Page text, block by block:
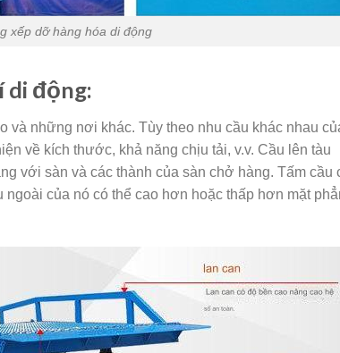
xếp dỡ hàng hóa di động
động:
và những nơi khác. Tùy theo nhu cầu khác nhau
về kích thước, khả năng chịu tải, v.v. Cầu lên tàu
với sàn và các thành của sàn chở hàng. Tấm cầu
của nó có thể cao hơn hoặc thấp hơn mặt